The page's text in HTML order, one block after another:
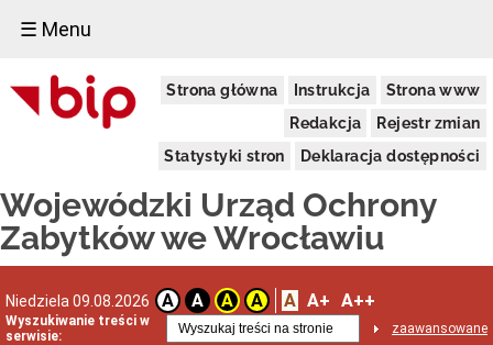
☰ Menu
Strona główna Instrukcja
Strona www
Redakcja
Rejestr zmian
Statystyki stron
Deklaracja dostępności
Wojewódzki Urząd Ochrony
Zabytków we Wrocławiu
Niedziela 09.08.2026 A A A A A A+ A++
Wyszukiwanie treści w
serwisie:
zaawansowane
Dostępność
Deklaracja
dostępności
realizowanym
projekcie
dofinansowanym
Europejskich
Delegatury